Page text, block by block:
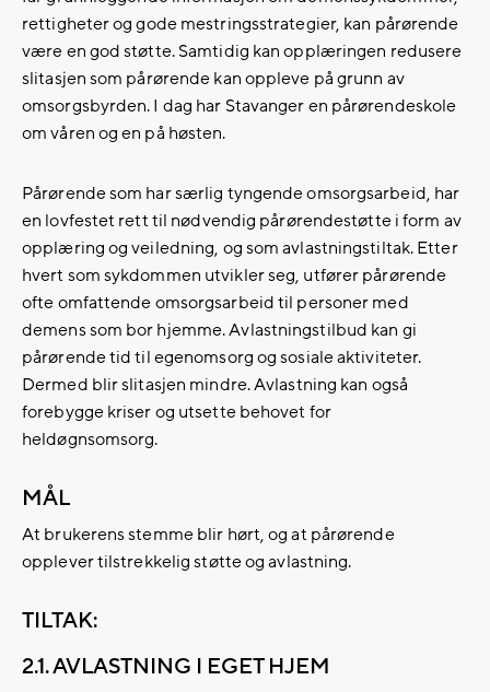
rettigheter og gode mestringsstrategier, kan pårørende
være en god støtte. Samtidig kan opplæringen redusere
slitasjen som pårørende kan oppleve på grunn av
omsorgsbyrden. I dag har Stavanger en pårørendeskole
om våren og en på høsten.
Pårørende som har særlig tyngende omsorgsarbeid, har
en lovfestet rett til nødvendig pårørendestøtte i form av
opplæring og veiledning, og som avlastningstiltak. Etter
hvert som sykdommen utvikler seg, utfører pårørende
ofte omfattende omsorgsarbeid til personer med
demens som bor hjemme. Avlastningstilbud kan gi
pårørende tid til egenomsorg og sosiale aktiviteter.
Dermed blir slitasjen mindre. Avlastning kan også
forebygge kriser og utsette behovet for
heldøgnsomsorg.
MÅL
At brukerens stemme blir hørt, og at pårørende
opplever tilstrekkelig støtte og avlastning.
TILTAK:
2.1. AVLASTNING I EGET HJEM